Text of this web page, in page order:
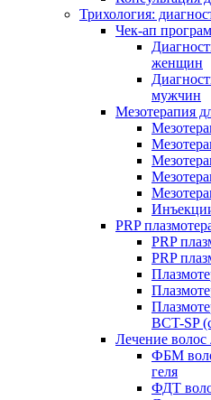
Трихология:
Чек-ап
женщин
мужчин
Мезотерапия
PRP
PRP
PRP
BCT-SP
Лечение волос
ФБМ
геля
ФДТ